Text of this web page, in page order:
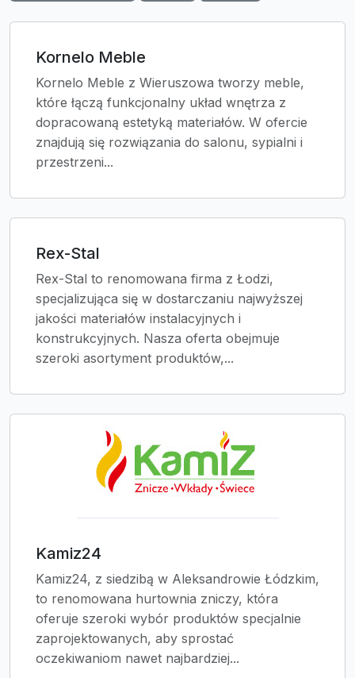
Kornelo Meble
Kornelo Meble z Wieruszowa tworzy meble,
które łączą funkcjonalny układ wnętrza z
dopracowaną estetyką materiałów. W ofercie
znajdują się rozwiązania do salonu, sypialni i
przestrzeni...
Rex-Stal
Rex-Stal to renomowana firma z Łodzi,
specjalizująca się w dostarczaniu najwyższej
jakości materiałów instalacyjnych i
konstrukcyjnych. Nasza oferta obejmuje
szeroki asortyment produktów,...
Kamiz24
Kamiz24, z siedzibą w Aleksandrowie Łódzkim,
to renomowana hurtownia zniczy, która
oferuje szeroki wybór produktów specjalnie
zaprojektowanych, aby sprostać
oczekiwaniom nawet najbardziej...